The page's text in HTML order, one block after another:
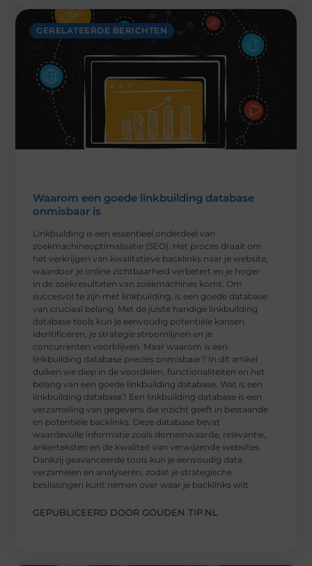
GERELATEERDE BERICHTEN
Waarom een goede linkbuilding database
onmisbaar is
Linkbuilding is een essentieel onderdeel van
zoekmachineoptimalisatie (SEO). Het proces draait om
het verkrijgen van kwalitatieve backlinks naar je website,
waardoor je online zichtbaarheid verbetert en je hoger
in de zoekresultaten van zoekmachines komt. Om
succesvol te zijn met linkbuilding, is een goede database
van cruciaal belang. Met de juiste handige linkbuilding
database tools kun je eenvoudig potentiële kansen
identificeren, je strategie stroomlijnen en je
concurrenten voorblijven. Maar waarom is een
linkbuilding database precies onmisbaar? In dit artikel
duiken we diep in de voordelen, functionaliteiten en het
belang van een goede linkbuilding database. Wat is een
linkbuilding database? Een linkbuilding database is een
verzameling van gegevens die inzicht geeft in bestaande
en potentiële backlinks. Deze database bevat
waardevolle informatie zoals domeinwaarde, relevantie,
ankerteksten en de kwaliteit van verwijzende websites.
Dankzij geavanceerde tools kun je eenvoudig data
verzamelen en analyseren, zodat je strategische
beslissingen kunt nemen over waar je backlinks wilt
GEPUBLICEERD DOOR GOUDEN TIP.NL